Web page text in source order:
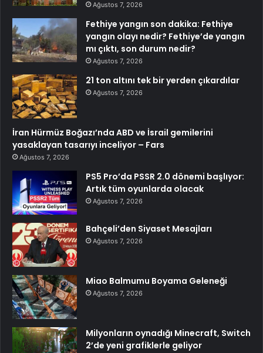
Ağustos 7, 2026
Fethiye yangın son dakika: Fethiye
yangın olayı nedir? Fethiye’de yangın
mı çıktı, son durum nedir?
Ağustos 7, 2026
21 ton altını tek bir yerden çıkardılar
Ağustos 7, 2026
İran Hürmüz Boğazı’nda ABD ve İsrail gemilerini
yasaklayan tasarıyı inceliyor – Fars
Ağustos 7, 2026
PS5 Pro’da PSSR 2.0 dönemi başlıyor:
Artık tüm oyunlarda olacak
Ağustos 7, 2026
Bahçeli’den Siyaset Mesajları
Ağustos 7, 2026
Miao Balmumu Boyama Geleneği
Ağustos 7, 2026
Milyonların oynadığı Minecraft, Switch
2’de yeni grafiklerle geliyor